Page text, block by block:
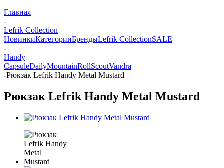
Главная
-
Lefrik Collection
НовинкиКатегорииБрендыLefrik CollectionSALE
-
Handy
CapsuleDailyMountainRollScoutVandra
-Рюкзак Lefrik Handy Metal Mustard
Рюкзак Lefrik Handy Metal Mustard